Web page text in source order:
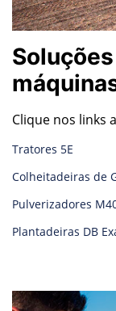
Clique nos links
Tratores 5E
Colheitadeiras de
Pulverizadores
Plantadeiras DB